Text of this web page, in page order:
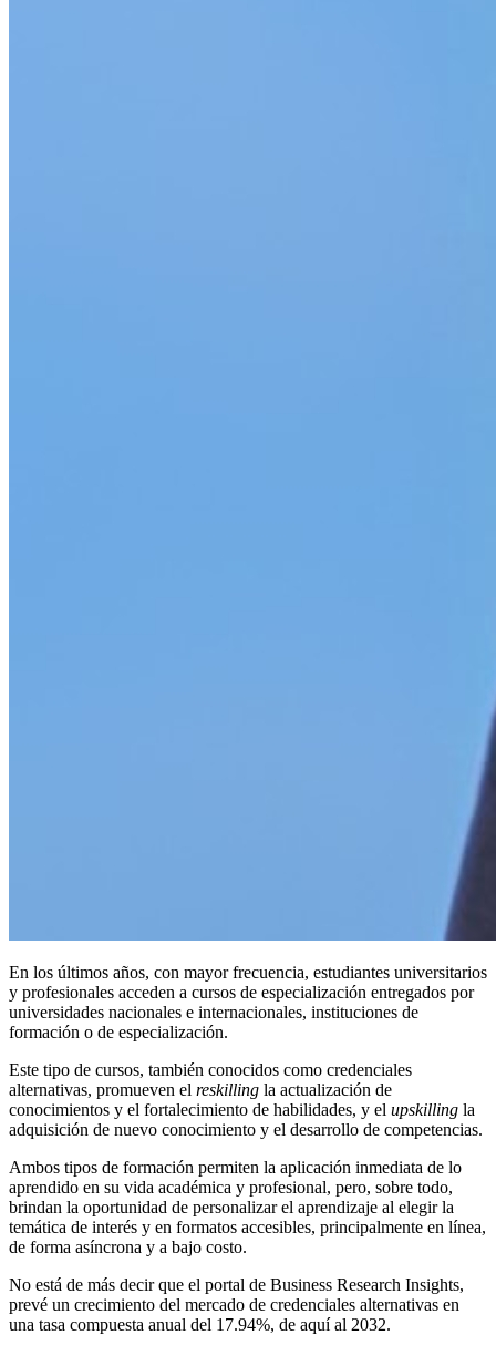
En los últimos años, con mayor frecuencia, estudiantes universitarios
y profesionales acceden a cursos de especialización entregados por
universidades nacionales e internacionales, instituciones de
formación o de especialización.
Este tipo de cursos, también conocidos como credenciales
alternativas, promueven el reskilling la actualización de
conocimientos y el fortalecimiento de habilidades, y el upskilling la
adquisición de nuevo conocimiento y el desarrollo de competencias.
Ambos tipos de formación permiten la aplicación inmediata de lo
aprendido en su vida académica y profesional, pero, sobre todo,
brindan la oportunidad de personalizar el aprendizaje al elegir la
temática de interés y en formatos accesibles, principalmente en línea,
de forma asíncrona y a bajo costo.
No está de más decir que el portal de Business Research Insights,
prevé un crecimiento del mercado de credenciales alternativas en
una tasa compuesta anual del 17.94%, de aquí al 2032.